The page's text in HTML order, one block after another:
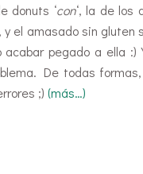
donuts ‘con‘, la de los
el amasado sin gluten
acabar pegado a ella
De todas
;) (más…)